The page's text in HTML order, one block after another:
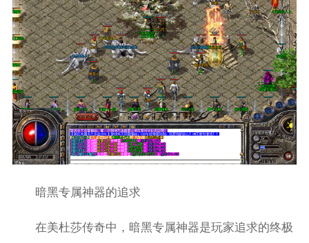
暗黑专属神器的追求
在美杜莎传奇中，暗黑专属神器是玩家追求的终极